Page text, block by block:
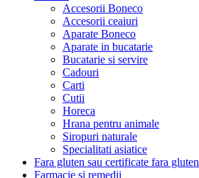
Accesorii Boneco
Accesorii ceaiuri
Aparate Boneco
Aparate in bucatarie
Bucatarie si servire
Cadouri
Carti
Cutii
Horeca
Hrana pentru animale
Siropuri naturale
Specialitati asiatice
Fara gluten sau certificate fara gluten
Farmacie si remedii